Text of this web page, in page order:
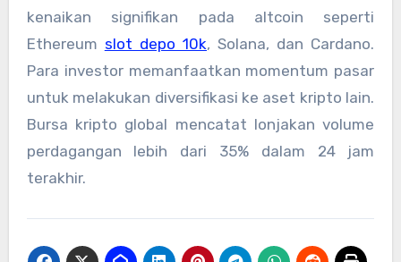
kenaikan signifikan pada altcoin seperti
Ethereum slot depo 10k, Solana, dan Cardano.
Para investor memanfaatkan momentum pasar
untuk melakukan diversifikasi ke aset kripto lain.
Bursa kripto global mencatat lonjakan volume
perdagangan lebih dari 35% dalam 24 jam
terakhir.